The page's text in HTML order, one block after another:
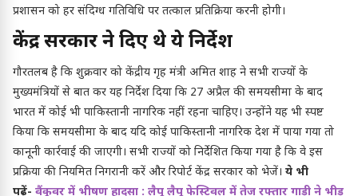
प्रशासन को हर संदिग्ध गतिविधि पर तत्काल प्रतिक्रिया करनी होगी।
केंद्र सरकार ने दिए थे ये निर्देश
गौरतलब है कि शुक्रवार को केंद्रीय गृह मंत्री अमित शाह ने सभी राज्यों के
मुख्यमंत्रियों से बात कर यह निर्देश दिया कि 27 अप्रैल की समयसीमा के बाद
भारत में कोई भी पाकिस्तानी नागरिक नहीं रहना चाहिए। उन्होंने यह भी स्पष्ट
किया कि समयसीमा के बाद यदि कोई पाकिस्तानी नागरिक देश में पाया गया तो
कानूनी कार्रवाई की जाएगी। सभी राज्यों को निर्देशित किया गया है कि वे इस
प्रक्रिया की नियमित निगरानी करें और रिपोर्ट केंद्र सरकार को भेजें। ये भी
पढ़ें- वैंकूवर में भीषण हादसा : लैपू लैपू फेस्टिवल में तेज रफ्तार गाड़ी ने भीड़